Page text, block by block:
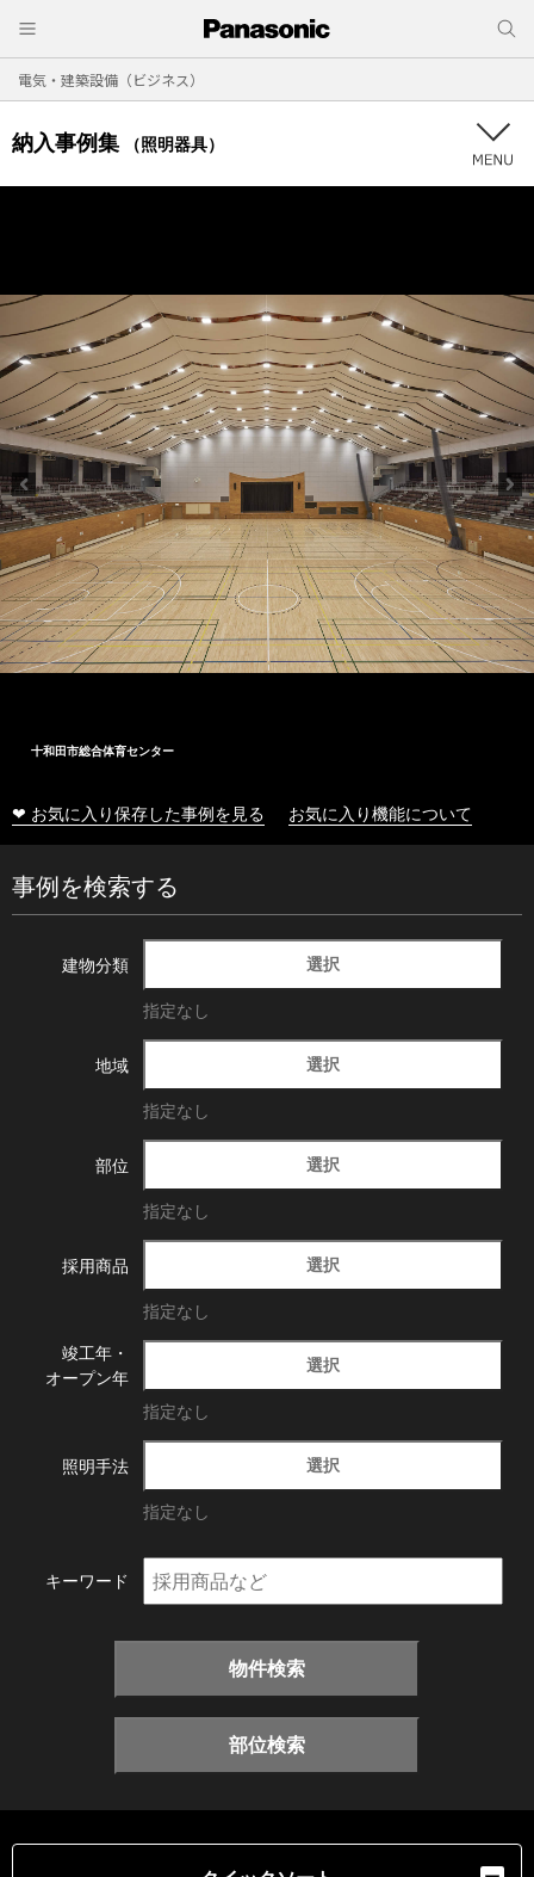
電気・建築設備（ビジネス）
納入事例集 （照明器具）
和田市総合体育センター
❤ お気に入り保存した事例を見る お気に入り機能について
事例を検索する
建物分類 選択
指定なし
地域 選択
指定なし
部位 選択
指定なし
採用商品 選択
指定なし
竣工年・
オープン年
選択
指定なし
照明手法 選択
指定なし
キーワード
物件検索
部位検索